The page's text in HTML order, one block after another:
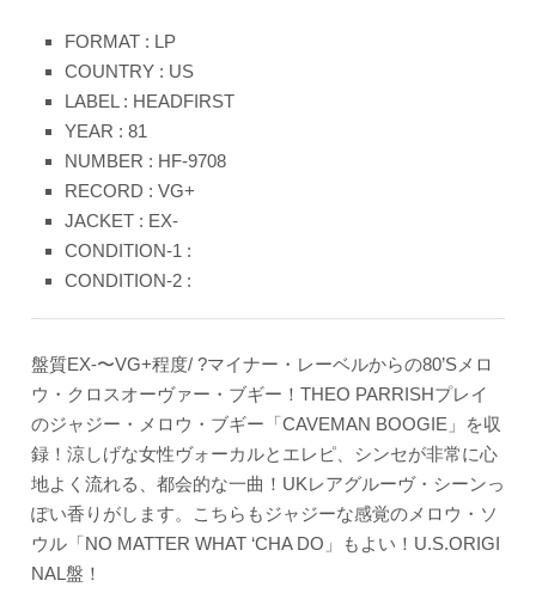
FORMAT : LP
COUNTRY : US
LABEL : HEADFIRST
YEAR : 81
NUMBER : HF-9708
RECORD : VG+
JACKET : EX-
CONDITION-1 :
CONDITION-2 :
盤質EX-〜VG+程度/ ?マイナー・レーベルからの80’Sメロ
ウ・クロスオーヴァー・ブギー！THEO PARRISHプレイ
のジャジー・メロウ・ブギー「CAVEMAN BOOGIE」を収
録！涼しげな女性ヴォーカルとエレピ、シンセが非常に心
地よく流れる、都会的な一曲！UKレアグルーヴ・シーンっ
ぽい香りがします。こちらもジャジーな感覚のメロウ・ソ
ウル「NO MATTER WHAT ‘CHA DO」もよい！U.S.ORIGI
NAL盤！